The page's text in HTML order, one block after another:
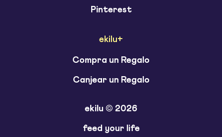
Pinterest
ekilu+
Compra un Regalo
Canjear un Regalo
ekilu © 2026
feed your life